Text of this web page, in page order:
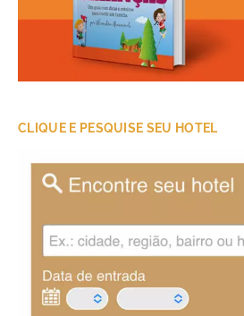
CLIQUE E PESQUISE SEU HOTEL